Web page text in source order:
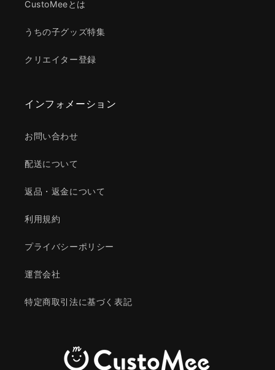
CustoMeeとは
うちの子グッズ特集
クリエイター登録
インフォメーション
お問い合わせ
配送について
返品・返金について
利用規約
プライバシーポリシー
運営会社
特定商取引法に基づく表記